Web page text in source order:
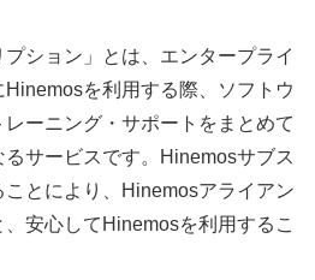
ション」とは、エンタープライ
を利用する際、ソフトウ
ーニング・サポートをまとめて
サービスです。Hinemosサブス
とにより、Hinemosアライアン
安心してHinemosを利用するこ